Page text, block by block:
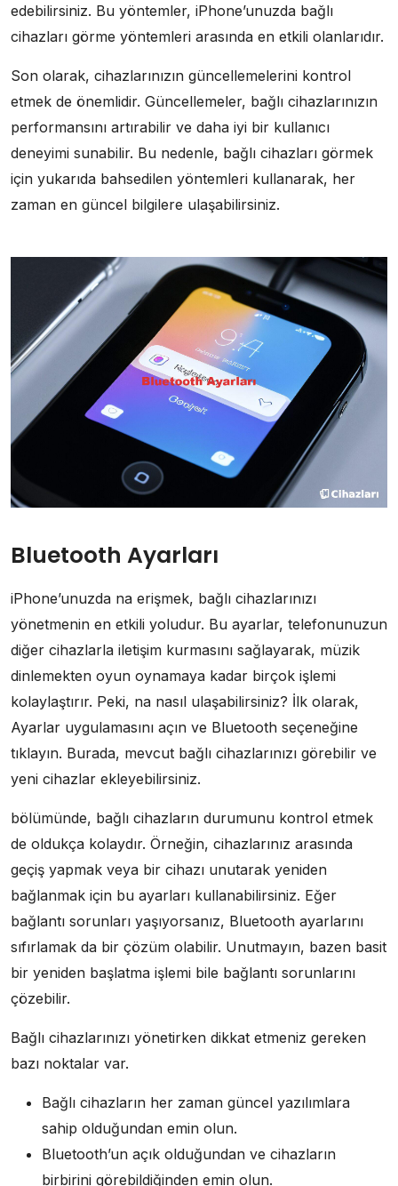
edebilirsiniz. Bu yöntemler, iPhone’unuzda bağlı
cihazları görme yöntemleri arasında en etkili olanlarıdır.
Son olarak, cihazlarınızın güncellemelerini kontrol
etmek de önemlidir. Güncellemeler, bağlı cihazlarınızın
performansını artırabilir ve daha iyi bir kullanıcı
deneyimi sunabilir. Bu nedenle, bağlı cihazları görmek
için yukarıda bahsedilen yöntemleri kullanarak, her
zaman en güncel bilgilere ulaşabilirsiniz.
Bluetooth Ayarları
iPhone’unuzda na erişmek, bağlı cihazlarınızı
yönetmenin en etkili yoludur. Bu ayarlar, telefonunuzun
diğer cihazlarla iletişim kurmasını sağlayarak, müzik
dinlemekten oyun oynamaya kadar birçok işlemi
kolaylaştırır. Peki, na nasıl ulaşabilirsiniz? İlk olarak,
Ayarlar uygulamasını açın ve Bluetooth seçeneğine
tıklayın. Burada, mevcut bağlı cihazlarınızı görebilir ve
yeni cihazlar ekleyebilirsiniz.
bölümünde, bağlı cihazların durumunu kontrol etmek
de oldukça kolaydır. Örneğin, cihazlarınız arasında
geçiş yapmak veya bir cihazı unutarak yeniden
bağlanmak için bu ayarları kullanabilirsiniz. Eğer
bağlantı sorunları yaşıyorsanız, Bluetooth ayarlarını
sıfırlamak da bir çözüm olabilir. Unutmayın, bazen basit
bir yeniden başlatma işlemi bile bağlantı sorunlarını
çözebilir.
Bağlı cihazlarınızı yönetirken dikkat etmeniz gereken
bazı noktalar var.
Bağlı cihazların her zaman güncel yazılımlara
sahip olduğundan emin olun.
Bluetooth’un açık olduğundan ve cihazların
birbirini görebildiğinden emin olun.